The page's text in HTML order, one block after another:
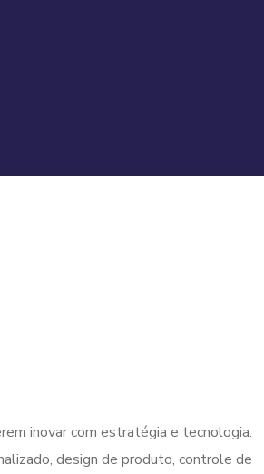
inovar com estratégia e tecnologia.
design de produto, controle de